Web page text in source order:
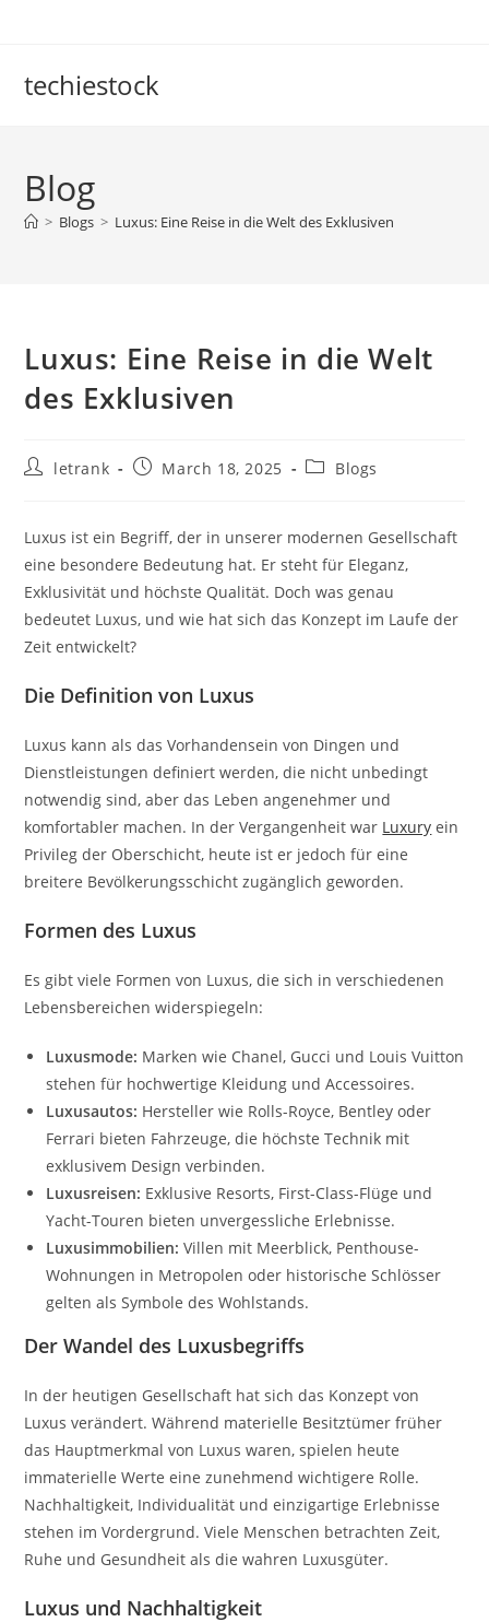
techiestock
Blog
> Blogs > Luxus: Eine Reise in die Welt des Exklusiven
Luxus: Eine Reise in die Welt
des Exklusiven
Postletrank
PostMarch 18, 2025
PostBlogs
Luxus ist ein Begriff, der in unserer modernen Gesellschaft
eine besondere Bedeutung hat. Er steht für Eleganz,
Exklusivität und höchste Qualität. Doch was genau
bedeutet Luxus, und wie hat sich das Konzept im Laufe der
Zeit entwickelt?
Die Definition von Luxus
Luxus kann als das Vorhandensein von Dingen und
Dienstleistungen definiert werden, die nicht unbedingt
notwendig sind, aber das Leben angenehmer und
komfortabler machen. In der Vergangenheit war Luxury ein
Privileg der Oberschicht, heute ist er jedoch für eine
breitere Bevölkerungsschicht zugänglich geworden.
Formen des Luxus
Es gibt viele Formen von Luxus, die sich in verschiedenen
Lebensbereichen widerspiegeln:
Luxusmode: Marken wie Chanel, Gucci und Louis Vuitton
stehen für hochwertige Kleidung und Accessoires.
Luxusautos: Hersteller wie Rolls-Royce, Bentley oder
Ferrari bieten Fahrzeuge, die höchste Technik mit
exklusivem Design verbinden.
Luxusreisen: Exklusive Resorts, First-Class-Flüge und
Yacht-Touren bieten unvergessliche Erlebnisse.
Luxusimmobilien: Villen mit Meerblick, Penthouse-
Wohnungen in Metropolen oder historische Schlösser
gelten als Symbole des Wohlstands.
Der Wandel des Luxusbegriffs
In der heutigen Gesellschaft hat sich das Konzept von
Luxus verändert. Während materielle Besitztümer früher
das Hauptmerkmal von Luxus waren, spielen heute
immaterielle Werte eine zunehmend wichtigere Rolle.
Nachhaltigkeit, Individualität und einzigartige Erlebnisse
stehen im Vordergrund. Viele Menschen betrachten Zeit,
Ruhe und Gesundheit als die wahren Luxusgüter.
Luxus und Nachhaltigkeit